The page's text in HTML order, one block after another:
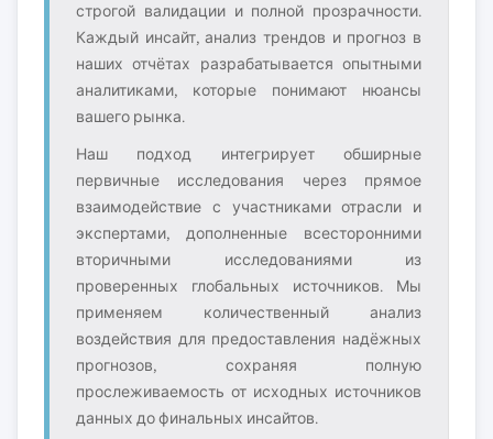
строгой валидации и полной прозрачности.
Каждый инсайт, анализ трендов и прогноз в
наших отчётах разрабатывается опытными
аналитиками, которые понимают нюансы
вашего рынка.
Наш подход интегрирует обширные
первичные исследования через прямое
взаимодействие с участниками отрасли и
экспертами, дополненные всесторонними
вторичными исследованиями из
проверенных глобальных источников. Мы
применяем количественный анализ
воздействия для предоставления надёжных
прогнозов, сохраняя полную
прослеживаемость от исходных источников
данных до финальных инсайтов.